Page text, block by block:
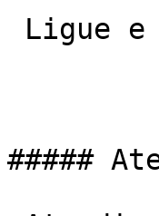
#####